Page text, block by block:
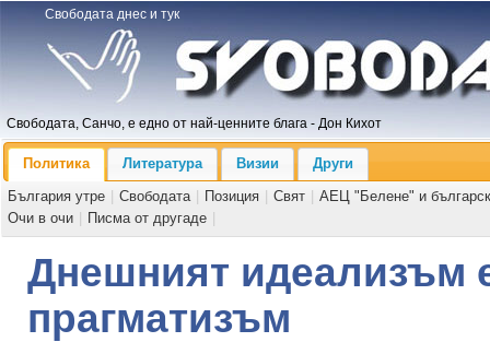
Свободата днес и тук
Свободата, Санчо, е едно от най-ценните блага - Дон Кихот
Политика Литература Визии
Други
България утре
Свободата Позиция Свят
АЕЦ "Белене" и
Очи в очи
Писма от другаде
Днешният идеализъм
прагматизъм